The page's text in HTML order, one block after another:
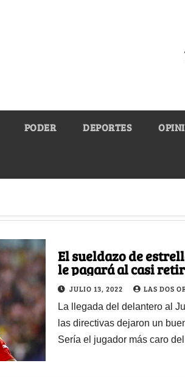
PODER DEPORTES
El sueldazo de
le pagará al casi
JULIO 13, 2022 LAS DOS
La llegada del delantero al
las directivas dejaron un
Sería el jugador más caro